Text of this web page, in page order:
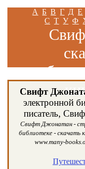
А Б В Г Д Е
С Т У Ф
Свифт
электронной
писатель,
Свифт Джонатан -
библиотеке - скачать
www.many-